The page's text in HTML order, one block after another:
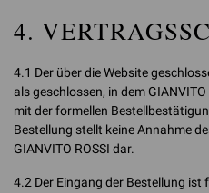
4.
4.1 Der über die Website
als geschlossen, in dem
mit der formellen
Bestellung stellt keine Annahme
GIANVITO ROSSI dar.
4.2 Der Eingang der Bestellung ist